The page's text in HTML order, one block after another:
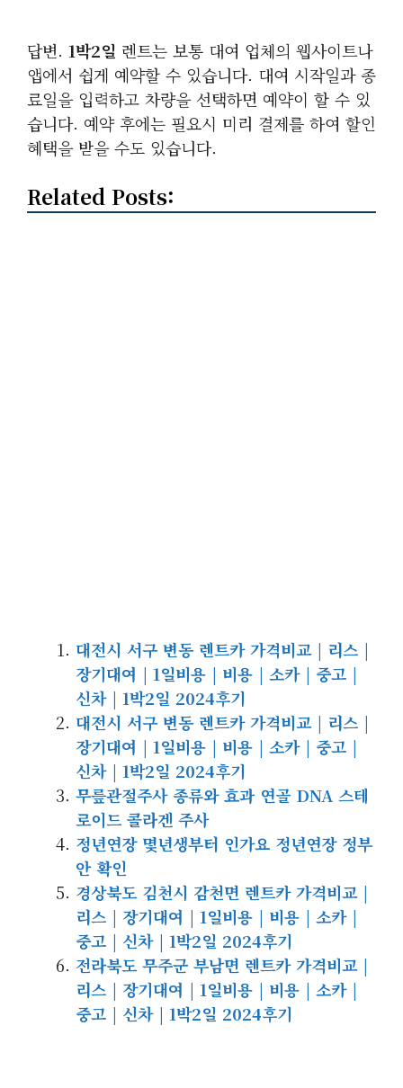
답변. 1박2일 렌트는 보통 대여 업체의 웹사이트나
앱에서 쉽게 예약할 수 있습니다. 대여 시작일과 종
료일을 입력하고 차량을 선택하면 예약이 할 수 있
습니다. 예약 후에는 필요시 미리 결제를 하여 할인
혜택을 받을 수도 있습니다.
Related Posts:
대전시 서구 변동 렌트카 가격비교 | 리스 |
장기대여 | 1일비용 | 비용 | 소카 | 중고 |
신차 | 1박2일 2024후기
대전시 서구 변동 렌트카 가격비교 | 리스 |
장기대여 | 1일비용 | 비용 | 소카 | 중고 |
신차 | 1박2일 2024후기
무릎관절주사 종류와 효과 연골 DNA 스테
로이드 콜라겐 주사
정년연장 몇년생부터 인가요 정년연장 정부
안 확인
경상북도 김천시 감천면 렌트카 가격비교 |
리스 | 장기대여 | 1일비용 | 비용 | 소카 |
중고 | 신차 | 1박2일 2024후기
전라북도 무주군 부남면 렌트카 가격비교 |
리스 | 장기대여 | 1일비용 | 비용 | 소카 |
중고 | 신차 | 1박2일 2024후기